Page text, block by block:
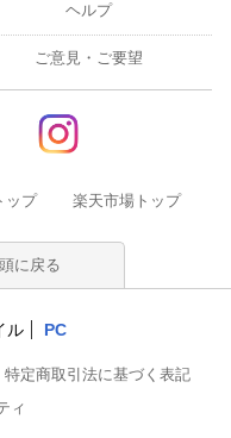
ヘルプ
ご意見・ご要望
ップ 楽天市場トップ
に戻る
ル PC
特定商取引法に基づく表記
ィ